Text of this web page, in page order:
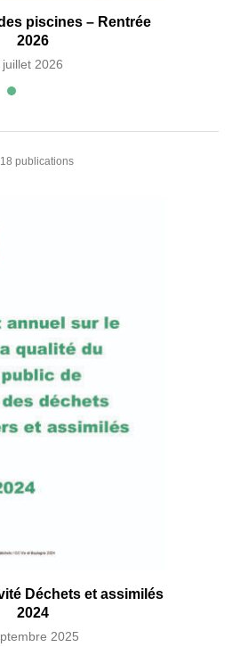
piscines – Rentrée
2026
juillet 2026
18 publications
Déchets et assimilés
2024
2025